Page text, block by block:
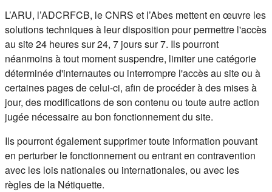
L’ARU, l’ADCRFCB, le CNRS et l’Abes mettent en œuvre les
solutions techniques à leur disposition pour permettre l'accès
au site 24 heures sur 24, 7 jours sur 7. Ils pourront
néanmoins à tout moment suspendre, limiter une catégorie
déterminée d'internautes ou interrompre l'accès au site ou à
certaines pages de celui-ci, afin de procéder à des mises à
jour, des modifications de son contenu ou toute autre action
jugée nécessaire au bon fonctionnement du site.
Ils pourront également supprimer toute information pouvant
en perturber le fonctionnement ou entrant en contravention
avec les lois nationales ou internationales, ou avec les
règles de la Nétiquette.